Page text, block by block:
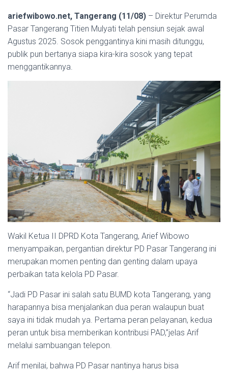
ariefwibowo.net, Tangerang (11/08) – Direktur Perumda
Pasar Tangerang Titien Mulyati telah pensiun sejak awal
Agustus 2025. Sosok penggantinya kini masih ditunggu,
publik pun bertanya siapa kira-kira sosok yang tepat
menggantikannya.
Wakil Ketua II DPRD Kota Tangerang, Arief Wibowo
menyampaikan, pergantian direktur PD Pasar Tangerang ini
merupakan momen penting dan genting dalam upaya
perbaikan tata kelola PD Pasar.
“Jadi PD Pasar ini salah satu BUMD kota Tangerang, yang
harapannya bisa menjalankan dua peran walaupun buat
saya ini tidak mudah ya. Pertama peran pelayanan, kedua
peran untuk bisa memberikan kontribusi PAD,”jelas Arif
melalui sambuangan telepon.
Arif menilai, bahwa PD Pasar nantinya harus bisa